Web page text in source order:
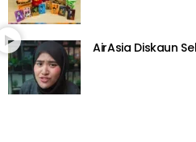
AirAsia Diskaun